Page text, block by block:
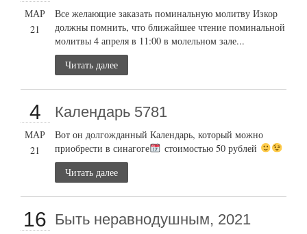
МАР
21
Все желающие заказать поминальную молитву Изкор
должны помнить, что ближайшее чтение поминальной
молитвы 4 апреля в 11:00 в молельном зале...
Читать далее
4
МАР
21
Календарь 5781
Вот он долгожданный Календарь, который можно
приобрести в синагоге
стоимостью 50 рублей
Читать далее
16 Быть неравнодушным, 2021